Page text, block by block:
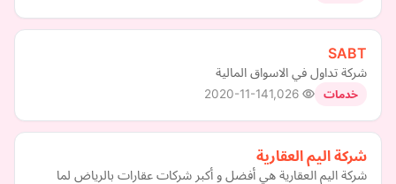
SABT
شركة تداول في الاسواق المالية
خدمات 2020-11-14
شركة اليم العقارية
شركة اليم العقارية هي أفضل و أكبر شركات عقارات بالرياض لما